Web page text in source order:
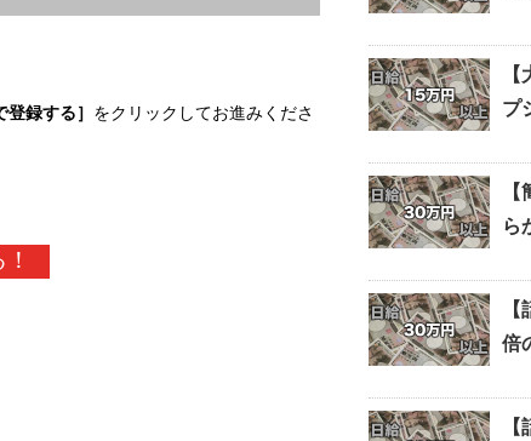
登録する］ をクリックしてお進みくださ
プ
ら
倍